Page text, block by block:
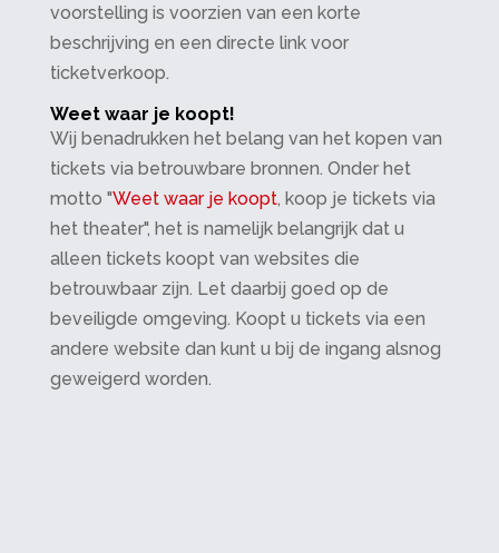
voorstelling is voorzien van een korte
beschrijving en een directe link voor
ticketverkoop.
Weet waar je koopt!
Wij benadrukken het belang van het kopen van
tickets via betrouwbare bronnen. Onder het
motto "Weet waar je koopt, koop je tickets via
het theater", het is namelijk belangrijk dat u
alleen tickets koopt van websites die
betrouwbaar zijn. Let daarbij goed op de
beveiligde omgeving. Koopt u tickets via een
andere website dan kunt u bij de ingang alsnog
geweigerd worden.